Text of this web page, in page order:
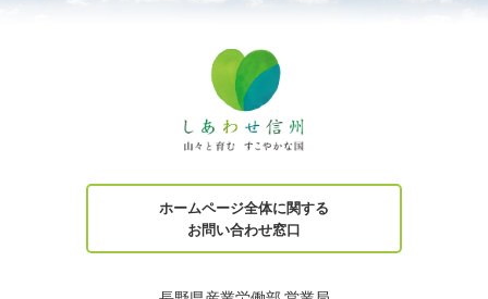
ホームページ全体に関する
お問い合わせ窓口